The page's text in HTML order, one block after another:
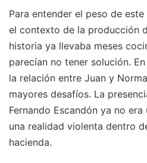
Para entender el peso de
el contexto de la producción
historia ya llevaba meses
parecían no tener solución.
la relación entre Juan y
mayores desafíos. La
Fernando Escandón ya no era
una realidad violenta dentro
hacienda.